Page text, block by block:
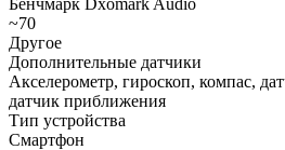
~70
Другое
Дополнительные датчики
Акселерометр, гироскоп, компас,
датчик приближения
Тип устройства
Смартфон